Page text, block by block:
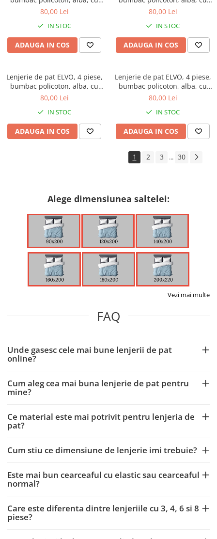
forme geometrice mustar
80,00 Lei
IN STOC
ADAUGA IN COS
flori mov
80,00 Lei
IN STOC
ADAUGA IN COS
Lenjerie de pat ELVO, 4 piese,
bumbac policoton, alba, cu
papadii si cercuri rosii
80,00 Lei
IN STOC
ADAUGA IN COS
Lenjerie de pat ELVO, 4 piese,
bumbac policoton, alba, cu
cercuri multicolore
80,00 Lei
IN STOC
ADAUGA IN COS
1 2 3 ... 30
Alege dimensiunea saltelei:
Vezi mai multe
FAQ
Unde gasesc cele mai bune lenjerii de pat
online?
Cum aleg cea mai buna lenjerie de pat pentru
mine?
Ce material este mai potrivit pentru lenjeria de
pat?
Cum stiu ce dimensiune de lenjerie imi trebuie?
Este mai bun cearceaful cu elastic sau cearceaful
normal?
Care este diferenta dintre lenjeriile cu 3, 4, 6 si 8
piese?